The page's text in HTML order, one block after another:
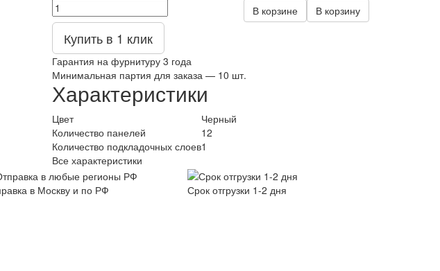
В корзину
В корзине
Купить в 1 клик
Гарантия на фурнитуру 3 года
Минимальная партия для заказа — 10 шт.
Характеристики
Цвет
Черный
Количество панелей
12
Количество подкладочных слоев1
Все характеристики
в Москву и по РФ
Срок отгрузки 1-2 дня